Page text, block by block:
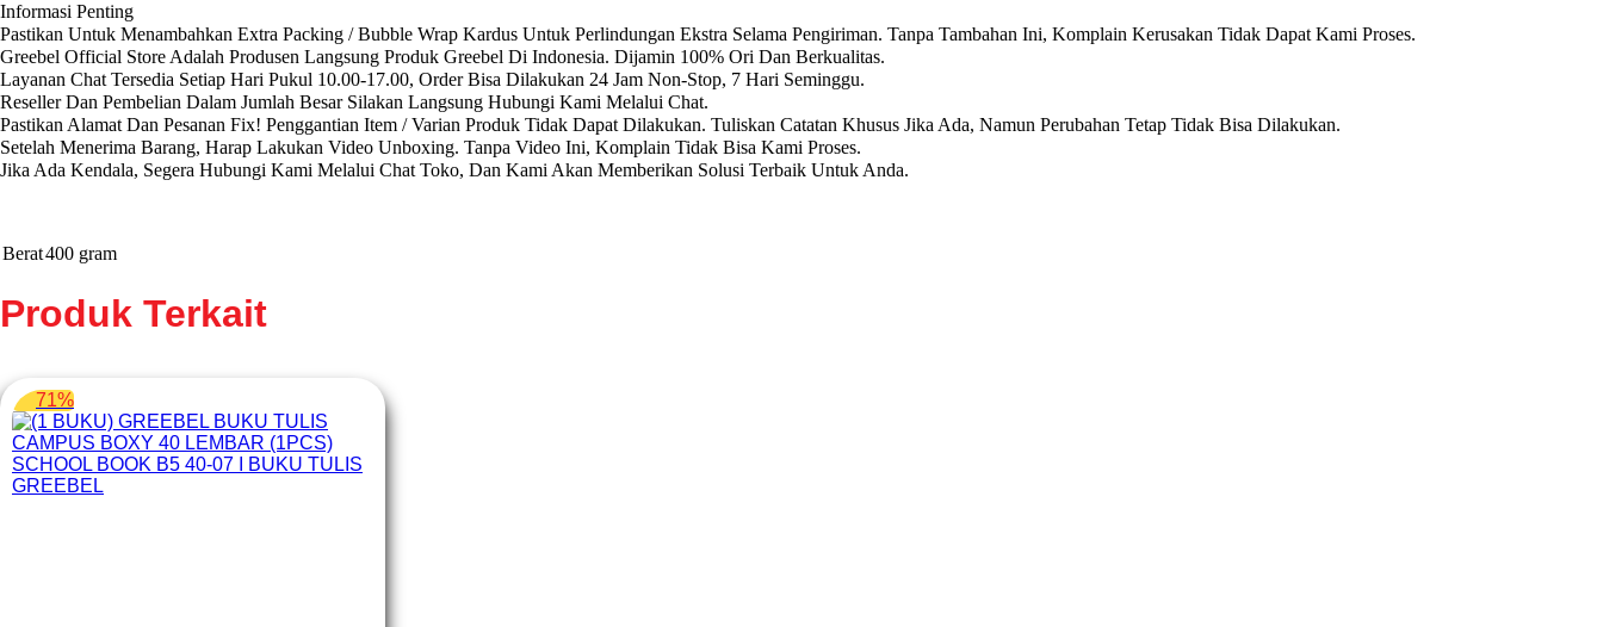
Informasi Penting
Pastikan Untuk Menambahkan Extra Packing / Bubble Wrap Kardus Untuk Perlindungan Ekstra Selama Pengiriman. Tanpa Tambahan Ini, Komplain Kerusakan Tidak Dapat Kami Proses.
Greebel Official Store Adalah Produsen Langsung Produk Greebel Di Indonesia. Dijamin 100% Ori Dan Berkualitas.
Layanan Chat Tersedia Setiap Hari Pukul 10.00-17.00, Order Bisa Dilakukan 24 Jam Non-Stop, 7 Hari Seminggu.
Reseller Dan Pembelian Dalam Jumlah Besar Silakan Langsung Hubungi Kami Melalui Chat.
Pastikan Alamat Dan Pesanan Fix! Penggantian Item / Varian Produk Tidak Dapat Dilakukan. Tuliskan Catatan Khusus Jika Ada, Namun Perubahan Tetap Tidak Bisa Dilakukan.
Setelah Menerima Barang, Harap Lakukan Video Unboxing. Tanpa Video Ini, Komplain Tidak Bisa Kami Proses.
Jika Ada Kendala, Segera Hubungi Kami Melalui Chat Toko, Dan Kami Akan Memberikan Solusi Terbaik Untuk Anda.
Berat400 gram
Produk Terkait
71%